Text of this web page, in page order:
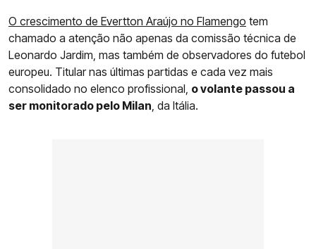
O crescimento de Evertton Araújo no Flamengo tem
chamado a atenção não apenas da comissão técnica de
Leonardo Jardim, mas também de observadores do futebol
europeu. Titular nas últimas partidas e cada vez mais
consolidado no elenco profissional, o volante passou a
ser monitorado pelo Milan , da Itália.